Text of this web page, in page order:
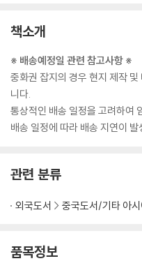
책소개
※ 배송예정일 관련 참고사항 ※
중화권 잡지의 경우 현지 제작
니다.
통상적인 배송 일정을 고려하여
배송 일정에 따라 배송 지연이
관련 분류
외국도서 중국도서/기타 아
품목정보